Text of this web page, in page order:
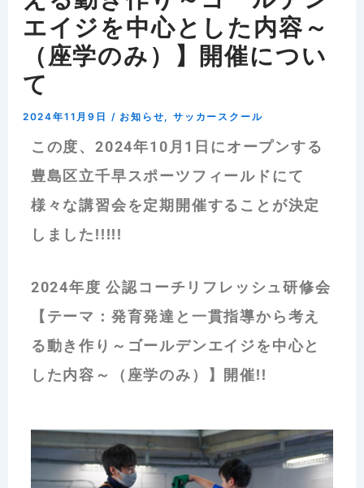
エイジを中心とした内容～
（座学のみ）】開催につい
て
2024年11月9日 / お知らせ, サッカースクール
この度、2024年10月1日にオープンする
豊島区立千早スポーツフィールドにて
様々な講習会を定期開催することが決定
しました!!!!!
2024年度 公認コーチリフレッシュ研修会
【テーマ：発育発達と一貫指導から考え
る動き作り～ゴールデンエイジを中心と
した内容～（座学のみ）】開催!!